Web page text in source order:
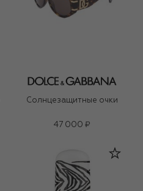
Солнцезащитные очки
47 000 ₽